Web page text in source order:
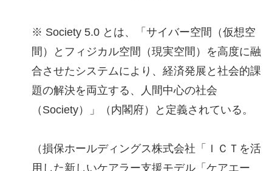
※ Society 5.0 とは、「サイバー空間（仮想空
間）とフィジカル空間（現実空間）を高度に融
合させたシステムにより、経済発展と社会的課
題の解決を両立する、人間中心の社会
（Society）」（内閣府）と定義されている。
（損保ホールディングス株式会社「ＩＣＴを活
用した新しいケアラー支援モデル「ケアエー